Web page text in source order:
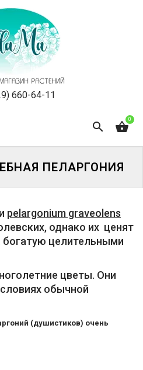
660-64-11
0
ПЕЛАРГОНИЯ
pelargonium graveolens
однако их ценят
богатую целительными
цветы. Они
обычной
(душистиков) очень